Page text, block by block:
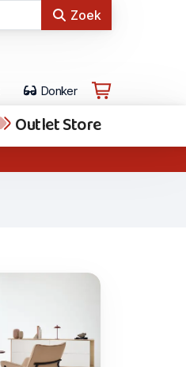
Zoek
Donker
Outlet Store